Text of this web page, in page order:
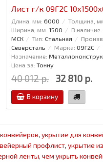
Лист г/к 09Г2С
Длина, мм: 6000 Толщина,
Ширина, мм: 1500 В наличие:
МСК
Тип: Стальная
Северсталь
Марка: 09Г2С
Назначение:
Цена за: Тонну
40 012 р. 32 810 р.
В корзину
, укрытие для
профлист, укрытие
ленты, чем укрыть